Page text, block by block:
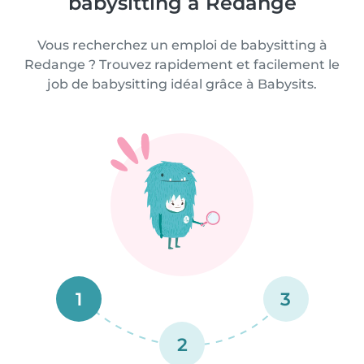
Vous recherchez un emploi de babysitting à
Redange ? Trouvez rapidement et facilement le
job de babysitting idéal grâce à Babysits.
1
2
3